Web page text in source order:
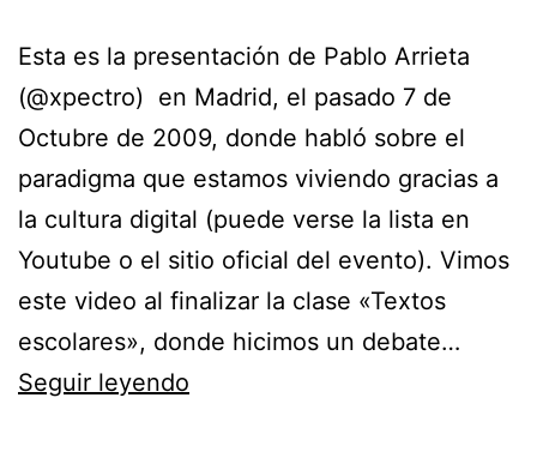
Esta es la presentación de Pablo Arrieta
(@xpectro) en Madrid, el pasado 7 de
Octubre de 2009, donde habló sobre el
paradigma que estamos viviendo gracias a
la cultura digital (puede verse la lista en
Youtube o el sitio oficial del evento). Vimos
este video al finalizar la clase «Textos
escolares», donde hicimos un debate…
Seguir leyendo